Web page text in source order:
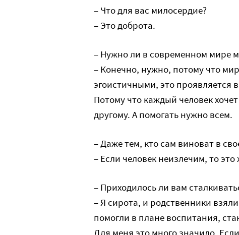
– Что для вас милосердие?
– Это доброта.
– Нужно ли в современном мире
– Конечно, нужно, потому что
эгоистичными, это проявляется
Потому что каждый человек
другому. А помогать нужно всем.
– Даже тем, кто сам виноват в
– Если человек неизлечим, то
– Приходилось ли вам
– Я сирота, и родственники
помогли в плане воспитания,
Для меня это много значило.